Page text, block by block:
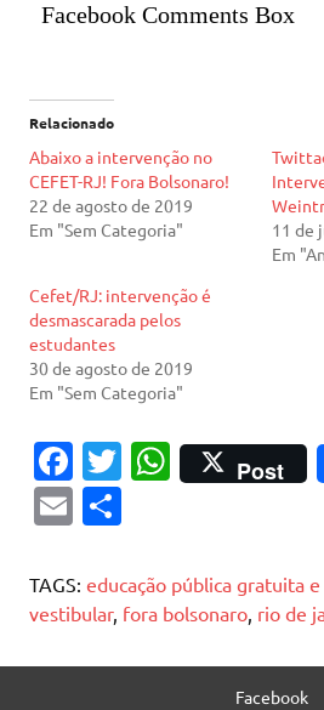
Facebook Comments Box
Relacionado
Abaixo a intervenção no
CEFET-RJ! Fora Bolsonaro!
22 de agosto de 2019
Em "Sem Categoria"
11 de
Em
Cefet/RJ: intervenção é
desmascarada pelos
estudantes
30 de agosto de 2019
Em "Sem Categoria"
Fa
c
e
b
o
o
T
te
r
W
h
s
A
p
Post
E
ai
l
ar
e
TAGS: educação pública gratuita
vestibular, fora bolsonaro rio de
Facebook